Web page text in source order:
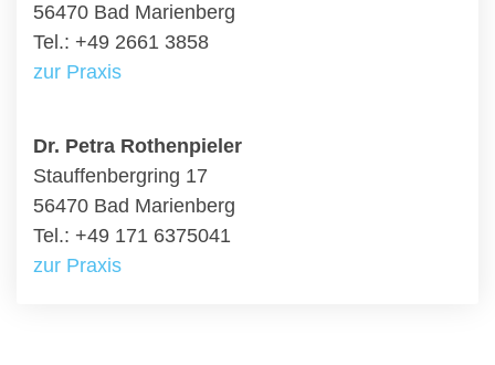
56470 Bad Marienberg
Tel.: +49 2661 3858
zur Praxis
Dr. Petra Rothenpieler
Stauffenbergring 17
56470 Bad Marienberg
Tel.: +49 171 6375041
zur Praxis